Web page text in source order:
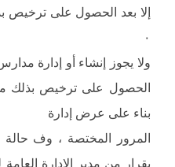
إلا بعد الحصول على ترخیص
٠
ولا یجوز إنشاء أو إدارة
الحصول على ترخیص بذلك من
بناء على عرض إدارة
المرور المختصة ، وف حالة
بقرار من مدیر الإدارة